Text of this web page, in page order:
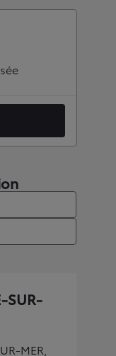
SUR-
MER,